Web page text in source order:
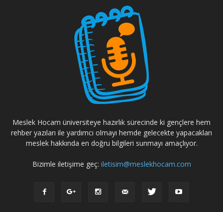
Meslek Hocam üniversiteye hazırlık sürecinde ki gençlere hem
rehber yazıları ile yardımcı olmayı hemde gelecekte yapacakları
meslek hakkında en doğru bilgileri sunmayı amaçlıyor.
Bizimle iletişime geç: iletisim@meslekhocam.com